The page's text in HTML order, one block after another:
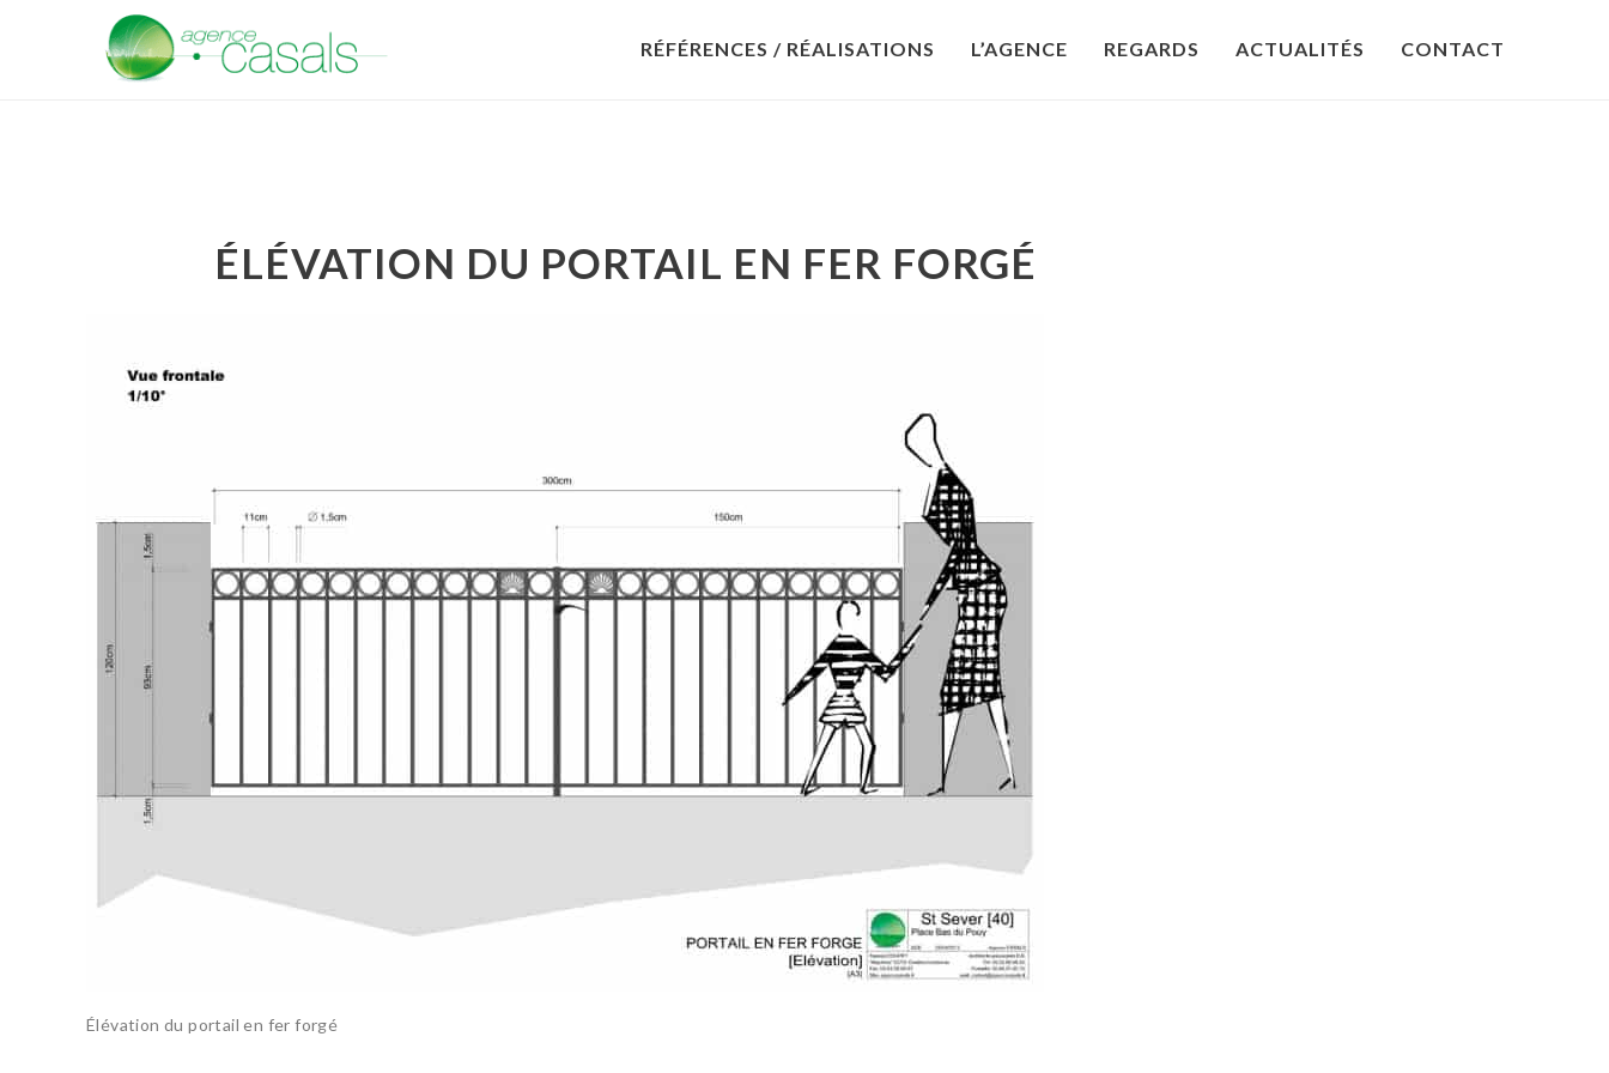
RÉFÉRENCES / RÉALISATIONS L’AGENCE REGARDS ACTUALITÉS CONTACT
ÉLÉVATION DU PORTAIL EN FER FORGÉ
Élévation du portail en fer forgé